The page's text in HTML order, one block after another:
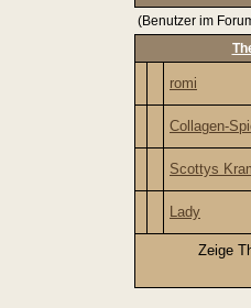
(Benutzer im
romi
Collagen-
Scottys
Lady
Zeige